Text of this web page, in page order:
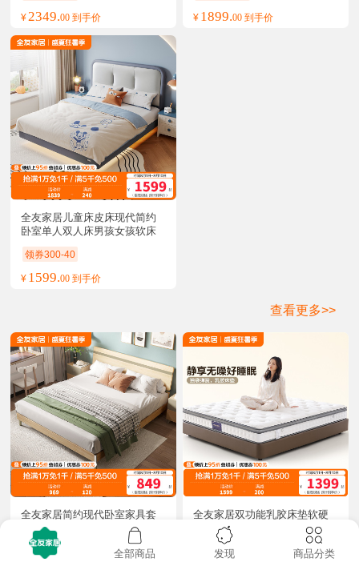
¥2349.00 到手价 ¥ 1899.00 到手价
全友家居儿童床皮床现代简约
卧室单人双人床男孩女孩软床
领券300-40
¥ 1599.00 到手价
查看更多>>
全友家居简约现代卧室家具套
装北欧风1.8米1.5米双人床人
造板板式床
领券300-40
全友家居双功能乳胶床垫软硬
正反两面床垫独袋弹簧床垫
领券300-40
全部商品 发现 商品分类